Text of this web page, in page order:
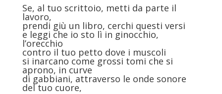
Se, al tuo scrittoio, metti da parte il
lavoro,
prendi giù un libro, cerchi questi versi
e leggi che io sto lì in ginocchio,
l’orecchio
contro il tuo petto dove i muscoli
si inarcano come grossi tomi che si
aprono, in curve
di gabbiani, attraverso le onde sonore
del tuo cuore,